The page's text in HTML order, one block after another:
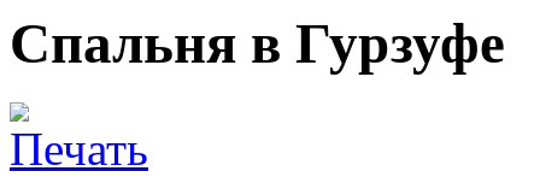
Спальня в Гурзуфе